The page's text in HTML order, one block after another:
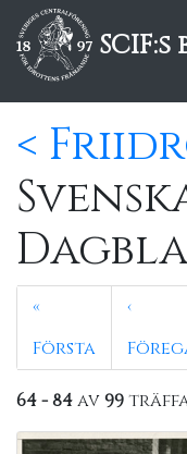
<
«
Första
‹
64 - 84av99